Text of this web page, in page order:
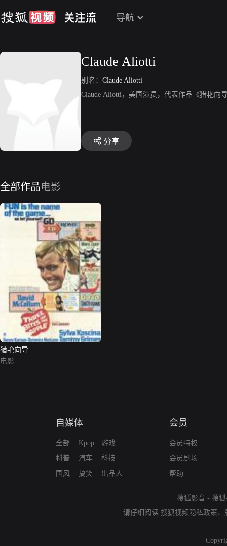
导航
Claude Aliotti
别名： Claude Aliotti
Claude Aliotti，美国演员，代表作品《猎艳向
分享
全部作品电影
猎艳向导
电影
自媒体
全部
科普
国风
Kpop
汽车
搞笑
游戏
科技
出品人
会员
会员特权
会员剧场
帮助
搜狐影音 - 搜
请仔细阅读 搜狐视频隐私政策、